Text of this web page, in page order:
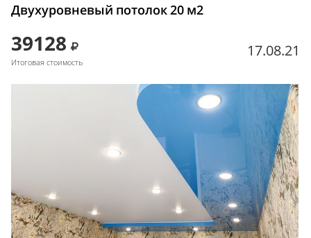
Двухуровневый потолок 20 м2
39128
Итоговая стоимость
17.08.21